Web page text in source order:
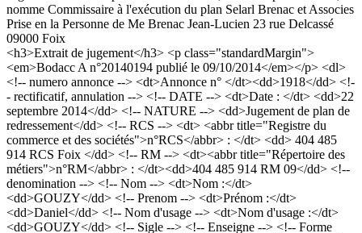
nomme Commissaire à l'exécution du plan Selarl Brenac et Associes
Prise en la Personne de Me Brenac Jean-Lucien 23 rue Delcassé
09000 Foix
<h3>Extrait de jugement</h3> <p class="standardMargin">
<em>Bodacc A n°20140194 publié le 09/10/2014</em></p> <dl>
<!-- numero annonce --> <dt>Annonce n° </dt><dd>1918</dd> <!-
- rectificatif, annulation --> <!-- DATE --> <dt>Date : </dt> <dd>22
septembre 2014</dd> <!-- NATURE --> <dd>Jugement de plan de
redressement</dd> <!-- RCS --> <dt> <abbr title="Registre du
commerce et des sociétés">n°RCS</abbr> : </dt> <dd> 404 485
914 RCS Foix </dd> <!-- RM --> <dt><abbr title="Répertoire des
métiers">n°RM</abbr> : </dt><dd>404 485 914 RM 09</dd> <!--
denomination --> <!-- Nom --> <dt>Nom :</dt>
<dd>GOUZY</dd> <!-- Prenom --> <dt>Prénom :</dt>
<dd>Daniel</dd> <!-- Nom d'usage --> <dt>Nom d'usage :</dt>
<dd>GOUZY</dd> <!-- Sigle --> <!-- Enseigne --> <!-- Forme